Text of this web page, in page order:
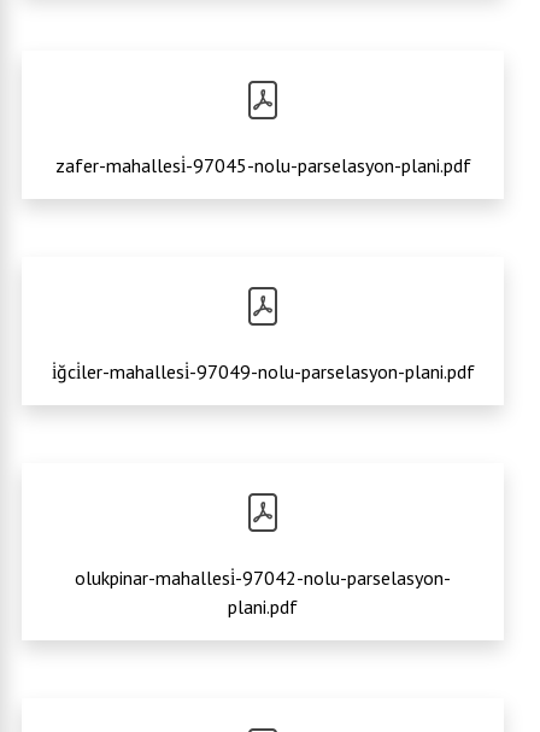
zafer-mahallesi̇-97045-nolu-parselasyon-plani.pdf
i̇ğci̇ler-mahallesi̇-97049-nolu-parselasyon-plani.pdf
olukpinar-mahallesi̇-97042-nolu-parselasyon-
plani.pdf